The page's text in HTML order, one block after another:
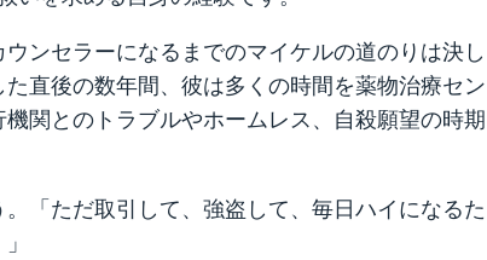
ンセラーになるまでのマイケルの道のりは決し
直後の数年間、彼は多くの時間を薬物治療セン
関とのトラブルやホームレス、自殺願望の時期
「ただ取引して、強盗して、毎日ハイになるた